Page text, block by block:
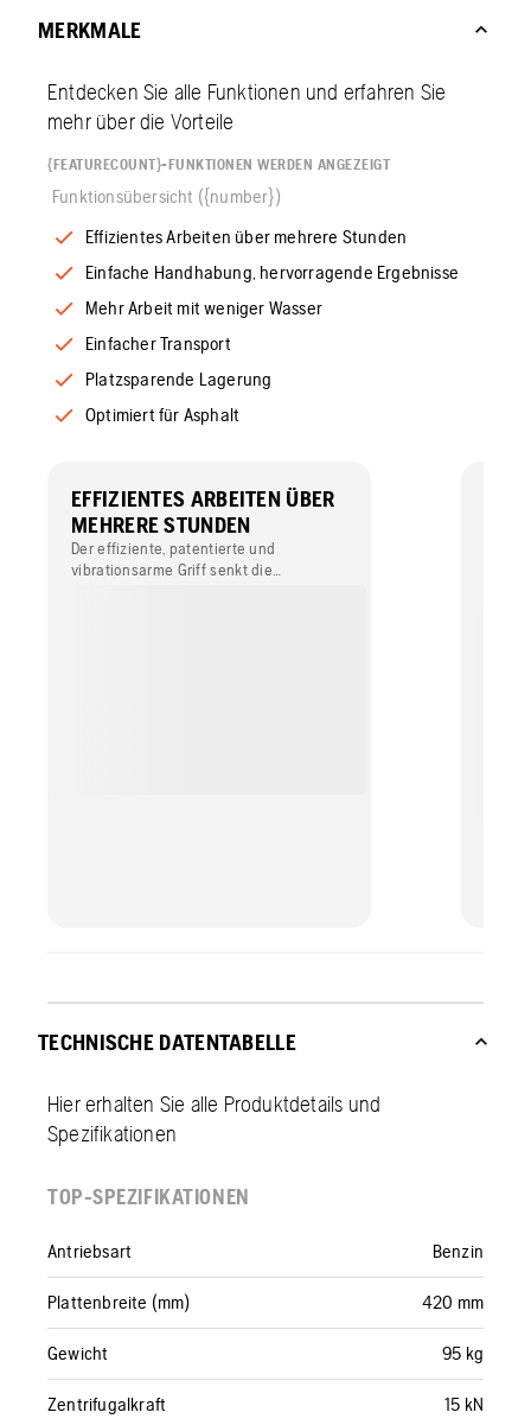
MERKMALE
Entdecken Sie alle Funktionen und erfahren Sie
mehr über die Vorteile
{FEATURECOUNT}-FUNKTIONEN WERDEN ANGEZEIGT
Funktionsübersicht ({number})
Effizientes Arbeiten über mehrere Stunden
Einfache Handhabung, hervorragende Ergebnisse
Mehr Arbeit mit weniger Wasser
Einfacher Transport
Platzsparende Lagerung
Optimiert für Asphalt
EFFIZIENTES ARBEITEN ÜBER
MEHRERE STUNDEN
Der effiziente, patentierte und
vibrationsarme Griff senkt die
TECHNISCHE DATENTABELLE
Hier erhalten Sie alle Produktdetails und
Spezifikationen
TOP-SPEZIFIKATIONEN
Antriebsart Benzin
Plattenbreite (mm) 420 mm
Gewicht 95 kg
Zentrifugalkraft 15 kN